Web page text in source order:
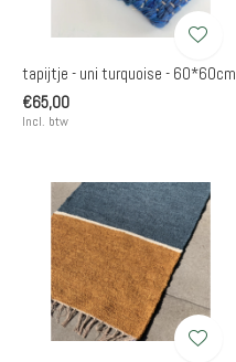
tapijtje - uni turquoise - 60*60cm
€65,00
Incl. btw